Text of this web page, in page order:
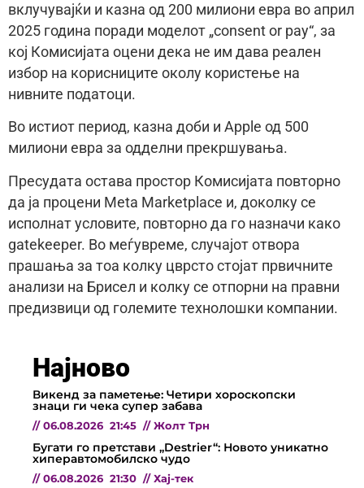
вклучувајќи и казна од 200 милиони евра во април
2025 година поради моделот „consent or pay“, за
кој Комисијата оцени дека не им дава реален
избор на корисниците околу користење на
нивните податоци.
Во истиот период, казна доби и Apple од 500
милиони евра за одделни прекршувања.
Пресудата остава простор Комисијата повторно
да ја процени Meta Marketplace и, доколку се
исполнат условите, повторно да го назначи како
gatekeeper. Во меѓувреме, случајот отвора
прашања за тоа колку цврсто стојат првичните
анализи на Брисел и колку се отпорни на правни
предизвици од големите технолошки компании.
Најново
Викенд за паметење: Четири хороскопски
знаци ги чека супер забава
// 06.08.2026 21:45 // Жолт Трн
Бугати го претстави „Destrier“: Новото уникатно
хиперавтомобилско чудо
// 06.08.2026 21:30 // Хај-тек